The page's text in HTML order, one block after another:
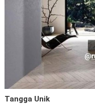
Tangga Unik